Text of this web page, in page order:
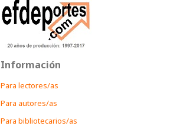
Información
Para lectores/as
Para autores/as
Para bibliotecarios/as